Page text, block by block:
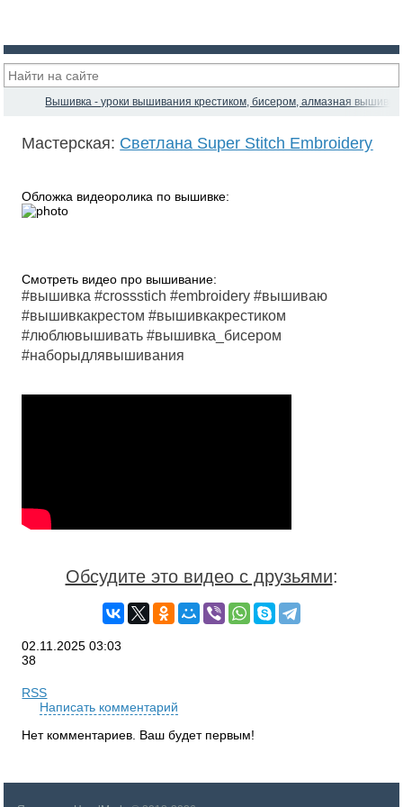
Вышивка - уроки вышивания крестиком, бисером, алмазная вышивка
Мастерская: Светлана Super Stitch Embroidery
Обложка видеоролика по вышивке:
Смотреть видео про вышивание:
#вышивка #crossstich #embroidery #вышиваю
#вышивкакрестом #вышивкакрестиком
#люблювышивать #вышивка_бисером
#наборыдлявышивания
Обсудите это видео с друзьями:
02.11.2025 03:03
38
RSS
Написать комментарий
Нет комментариев. Ваш будет первым!